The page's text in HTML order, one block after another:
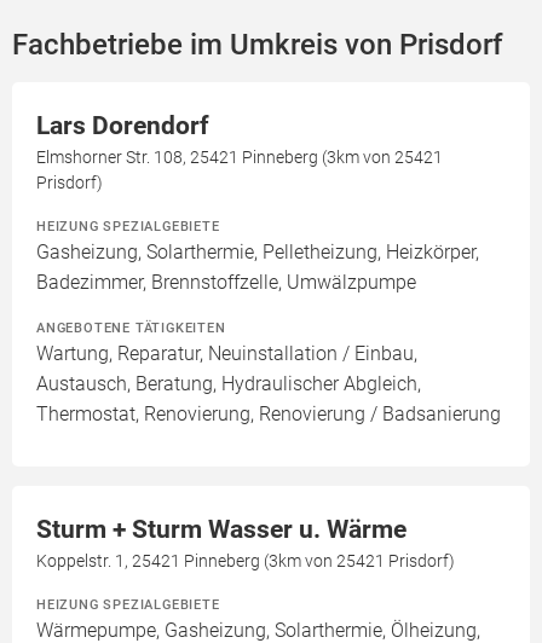
Fachbetriebe im Umkreis von Prisdorf
Lars Dorendorf
Elmshorner Str. 108, 25421 Pinneberg (3km von 25421
Prisdorf)
HEIZUNG SPEZIALGEBIETE
Gasheizung, Solarthermie, Pelletheizung, Heizkörper,
Badezimmer, Brennstoffzelle, Umwälzpumpe
ANGEBOTENE TÄTIGKEITEN
Wartung, Reparatur, Neuinstallation / Einbau,
Austausch, Beratung, Hydraulischer Abgleich,
Thermostat, Renovierung, Renovierung / Badsanierung
Sturm + Sturm Wasser u. Wärme
Koppelstr. 1, 25421 Pinneberg (3km von 25421 Prisdorf)
HEIZUNG SPEZIALGEBIETE
Wärmepumpe, Gasheizung, Solarthermie, Ölheizung,